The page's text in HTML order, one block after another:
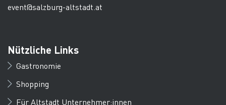
event@salzburg-altstadt.at
Nützliche Links
Gastronomie
Shopping
Für Altstadt Unternehmer:innen